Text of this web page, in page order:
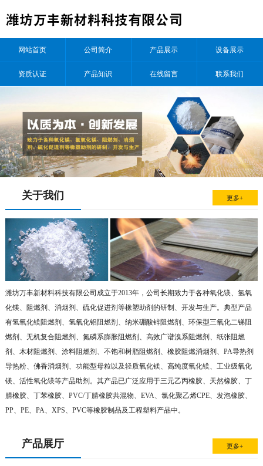
网站首页 公司简介 产品展示 设备展示
资质认证 产品知识 在线留言 联系我们
关于我们 更多+
潍坊万丰新材料科技有限公司成立于2013年，公司长期致力于各种氧化镁、氢氧
化镁、阻燃剂、消烟剂、硫化促进剂等橡塑助剂的研制、开发与生产。典型产品
有氢氧化镁阻燃剂、氢氧化铝阻燃剂、纳米硼酸锌阻燃剂、环保型三氧化二锑阻
燃剂、无机复合阻燃剂、氮磷系膨胀阻燃剂、高效广谱溴系阻燃剂、纸张阻燃
剂、木材阻燃剂、涂料阻燃剂、不饱和树脂阻燃剂、橡胶阻燃消烟剂、PA导热剂
导热粉、佛香消烟剂、功能型母粒以及轻质氧化镁、高纯度氧化镁、工业级氧化
镁、活性氧化镁等产品助剂。其产品已广泛应用于三元乙丙橡胶、天然橡胶、丁
腈橡胶、丁苯橡胶、PVC/丁腈橡胶共混物、EVA、氯化聚乙烯CPE、发泡橡胶、
PP、PE、PA、XPS、PVC等橡胶制品及工程塑料产品中。
产品展厅 更多+